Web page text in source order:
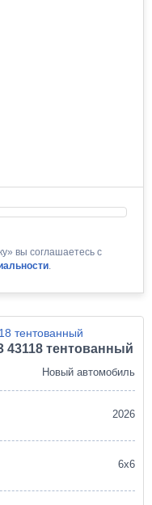
вы соглашаетесь с
.
тентованный
Новый автомобиль
2026
6х6